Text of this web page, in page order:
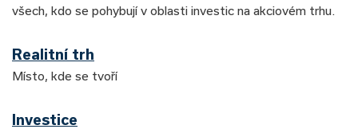
všech, kdo se pohybují v oblasti investic na akciovém trhu.
Realitní trh
Místo, kde se tvoří
Investice